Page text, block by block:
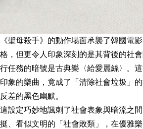
《聖母殺手》的動作場面承襲了韓國電
格，但更令人印象深刻的是其背後的社
行任務的暗號是古典樂〈給愛麗絲〉。
印象的樂曲，竟成了「清除社會垃圾」
反差的黑色幽默。
這設定巧妙地諷刺了社會表象與暗流之
挺、看似文明的「社會敗類」，在優雅